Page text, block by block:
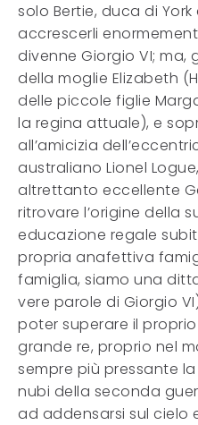
solo Bertie, duca di
accrescerli
divenne Giorgio VI; ma,
della moglie Elizabeth
delle piccole figlie
la regina attuale), e
all’amicizia
australiano Lionel
altrettanto eccellente
ritrovare l’origine della
educazione regale
propria anafettiva
famiglia, siamo una
vere parole di Giorgio
poter superare il
grande re, proprio nel
sempre più pressante
nubi della seconda
ad addensarsi sul cielo